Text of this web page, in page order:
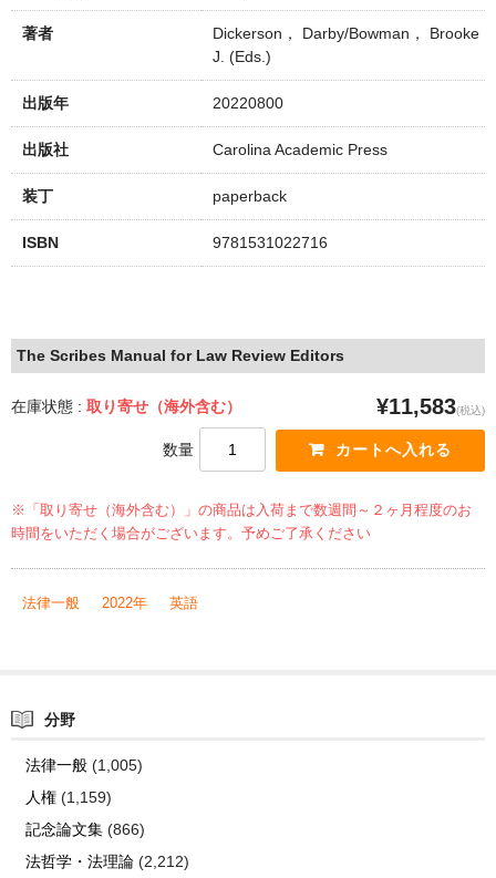
著者
Dickerson， Darby/Bowman， Brooke
J. (Eds.)
出版年 20220800
出版社 Carolina Academic Press
装丁 paperback
ISBN 9781531022716
The Scribes Manual for Law Review Editors
在庫状態 : 取り寄せ（海外含む） ¥11,583(税込)
数量
※「取り寄せ（海外含む）」の商品は入荷まで数週間～２ヶ月程度のお
時間をいただく場合がございます。予めご了承ください
法律一般 2022年 英語
分野
法律一般(1,005)
人権(1,159)
記念論文集(866)
法哲学・法理論(2,212)